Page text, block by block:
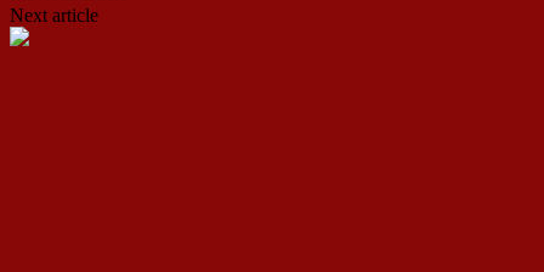
Next article